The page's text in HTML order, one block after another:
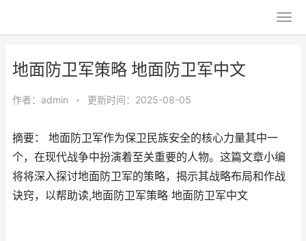
地面防卫军策略 地面防卫军中文
作者： admin • 更新时间：2025-08-05
摘要： 地面防卫军作为保卫民族安全的核心力量其中一
个，在现代战争中扮演着至关重要的人物。这篇文章小编
将将深入探讨地面防卫军的策略，揭示其战略布局和作战
诀窍，以帮助读,地面防卫军策略 地面防卫军中文